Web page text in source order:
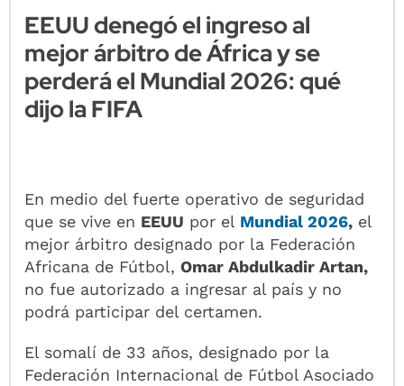
EEUU denegó el ingreso al
mejor árbitro de África y se
perderá el Mundial 2026: qué
dijo la FIFA
En medio del fuerte operativo de seguridad
que se vive en EEUU por el Mundial 2026, el
mejor árbitro designado por la Federación
Africana de Fútbol,Omar Abdulkadir Artan,
no fue autorizado a ingresar al país y no
podrá participar del certamen.
El somalí de 33 años, designado por la
Federación Internacional de Fútbol Asociado